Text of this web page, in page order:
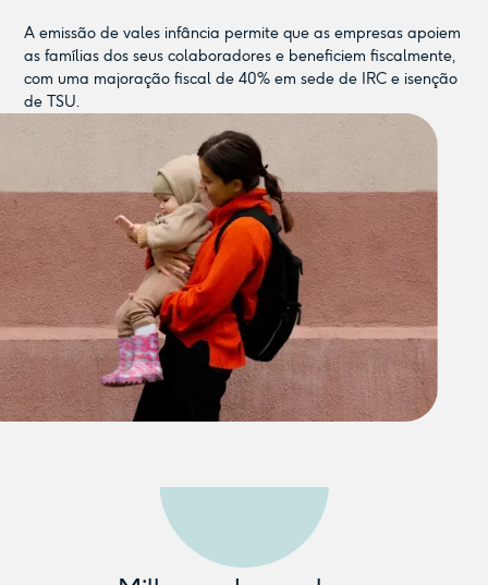
A emissão de vales infância permite que as empresas apoiem
as famílias dos seus colaboradores e beneficiem fiscalmente,
com uma majoração fiscal de 40% em sede de IRC e isenção
de TSU.